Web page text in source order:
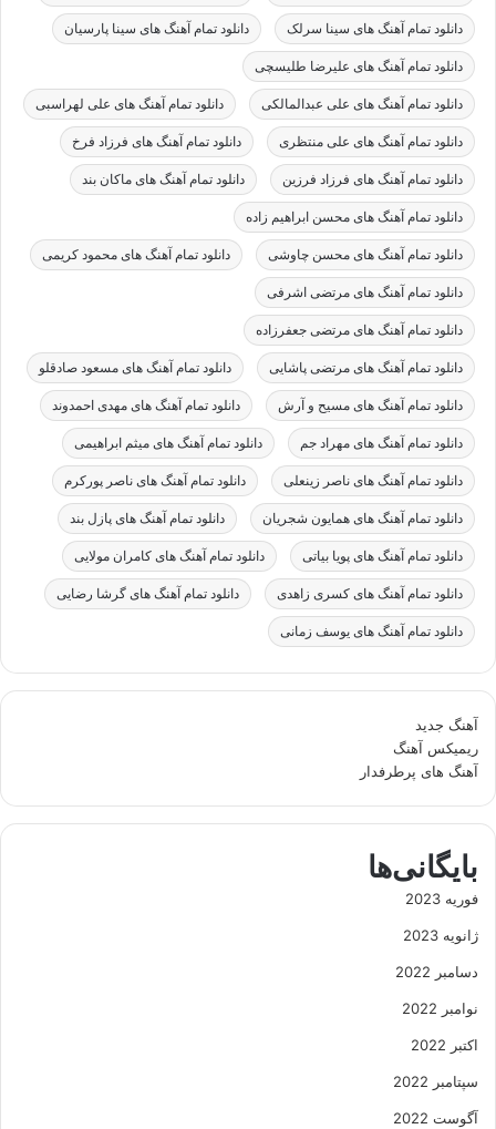
دانلود تمام آهنگ های سینا سرلک دانلود تمام آهنگ های سینا پارسیان
دانلود تمام آهنگ های علیرضا طلیسچی
دانلود تمام آهنگ های علی عبدالمالکی دانلود تمام آهنگ های علی لهراسبی
دانلود تمام آهنگ های علی منتظری دانلود تمام آهنگ های فرزاد فرخ
دانلود تمام آهنگ های فرزاد فرزین دانلود تمام آهنگ های ماکان بند
دانلود تمام آهنگ های محسن ابراهیم زاده
دانلود تمام آهنگ های محسن چاوشی دانلود تمام آهنگ های محمود کریمی
دانلود تمام آهنگ های مرتضی اشرفی
دانلود تمام آهنگ های مرتضی جعفرزاده
دانلود تمام آهنگ های مرتضی پاشایی دانلود تمام آهنگ های مسعود صادقلو
دانلود تمام آهنگ های مسیح و آرش دانلود تمام آهنگ های مهدی احمدوند
دانلود تمام آهنگ های مهراد جم دانلود تمام آهنگ های میثم ابراهیمی
دانلود تمام آهنگ های ناصر زینعلی دانلود تمام آهنگ های ناصر پورکرم
دانلود تمام آهنگ های همایون شجریان دانلود تمام آهنگ های پازل بند
دانلود تمام آهنگ های پویا بیاتی دانلود تمام آهنگ های کامران مولایی
دانلود تمام آهنگ های کسری زاهدی دانلود تمام آهنگ های گرشا رضایی
دانلود تمام آهنگ های یوسف زمانی
آهنگ جدید
ریمیکس آهنگ
آهنگ های پرطرفدار
بایگانی‌ها
فوریه 2023
ژانویه 2023
دسامبر 2022
نوامبر 2022
اکتبر 2022
سپتامبر 2022
آگوست 2022